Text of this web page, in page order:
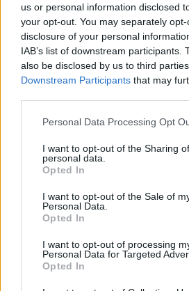
us or personal information disclosed
your opt-out. You may separately
disclosure of your personal
IAB’s list of downstream participants.
also be disclosed by us to third
Downstream Participants that may
Personal Data Processing Opt
I want to opt-out of the Sharing
personal data.
Opted In
I want to opt-out of the Sale of
Personal Data.
Opted In
I want to opt-out of processing
Personal Data for Targeted
Opted In
szabályozási változások miatt
leépítésre és hogy az
megpróbálnak a vállalaton
Komolyan még nem merült fel,
országot, elkötelezettek
üzletét a Tesco, mivel csak így
távú jövőjét Magyarországon. Több
Magyarországon a Tescónak, így a
részét érinti, de a lépés így is
vezérigazgató az Indexnek adott
leginkább a közepes...
KEDVES OLVASÓNK!